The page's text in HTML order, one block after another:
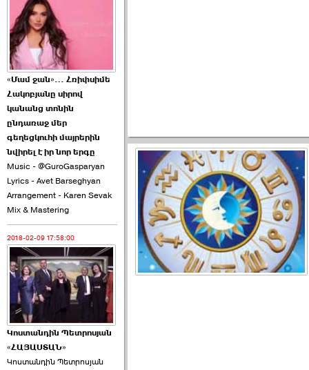
2026-06-21 23:00:00
armlur.ՔՊ-ի ներսում
սպասում են ›››
2026-06-10 22:55:00
Ուշքի չենք գալիս այն
խայտառակ ›››
2026-06-09 15:05:00
«Մամ ջան»… Հռիփսիմե
Հակոբյանը սիրով
կանանց տոնին
ընդառաջ մեր
գեղեցկուհի մայրերին
նվիրել է իր նոր երգը
Music - @GuroGasparyan
Lyrics - Avet Barseghyan
Arrangement - Karen Sevak
Mix & Mastering
2018-02-09 17:58:00
Կոստանդին Պետրոսյան
«ՀԱՅԱՍՏԱՆ»
Կոստանդին Պետրոսյան